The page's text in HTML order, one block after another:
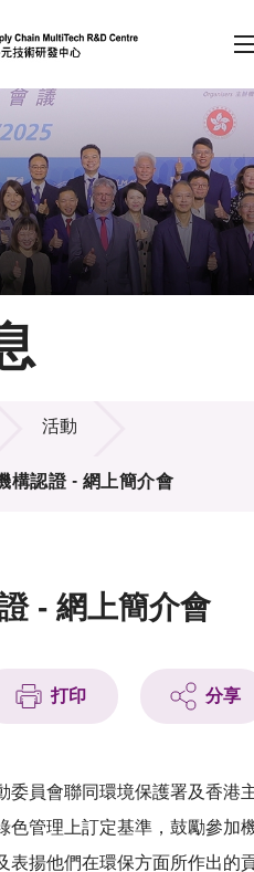
車鍵）
會員登入
A EN 繁 简
活動
構認證 - 網上簡介會
- 網上簡介會
打印 分享
委員會聯同環境保護署及香港
色管理上訂定基準，鼓勵參加
表揚他們在環保方面所作出的